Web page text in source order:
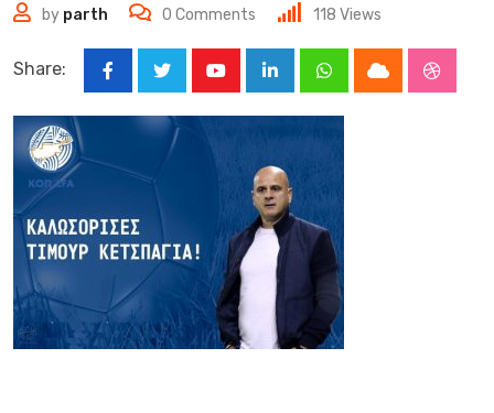
by parth 0 Comments 118 Views
Share:
LinkedInWhatsappCloud